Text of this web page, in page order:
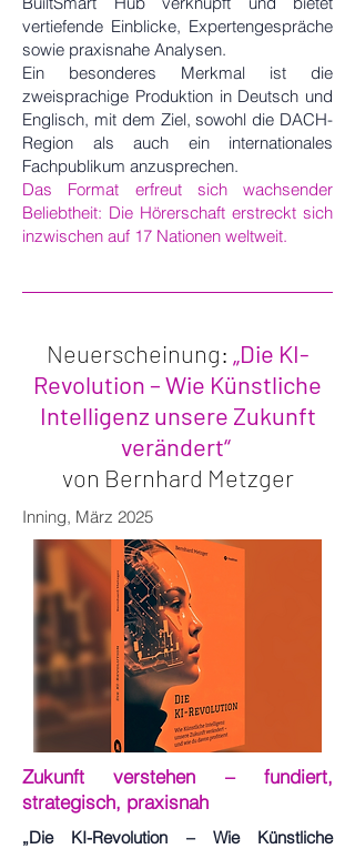
vertiefende Einblicke, Expertengespräche
sowie praxisnahe Analysen.
Ein besonderes Merkmal ist die
zweisprachige Produktion in Deutsch und
Englisch, mit dem Ziel, sowohl die DACH-
Region als auch ein internationales
Fachpublikum anzusprechen.
Das Format erfreut sich wachsender
Beliebtheit: Die Hörerschaft erstreckt sich
inzwischen auf 17 Nationen weltweit.
Neuerscheinung: „Die KI-
Revolution – Wie Künstliche
Intelligenz unsere Zukunft
verändert“
von Bernhard Metzger
Inning, März 2025
Zukunft verstehen – fundiert,
strategisch, praxisnah
„Die KI-Revolution – Wie Künstliche